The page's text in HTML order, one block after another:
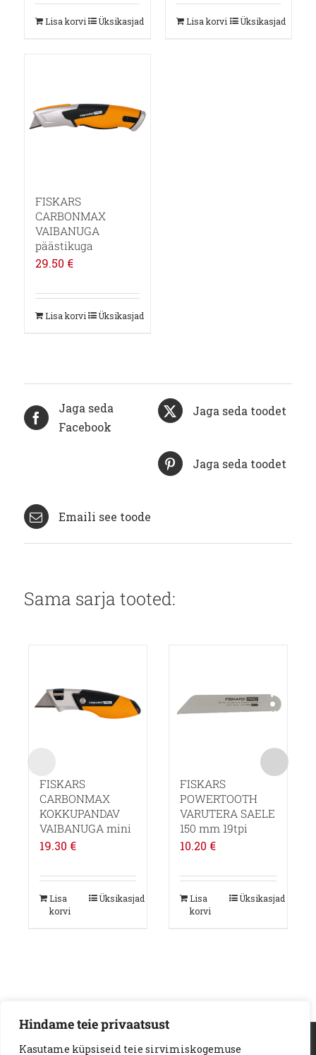
Hindame teie privaatsust
Kasutame küpsiseid teie sirvimiskogemuse
Lisa korvi Üksikasjad Lisa korvi Üksikasjad
FISKARS
CARBONMAX
VAIBANUGA
päästikuga
29.50 €
Lisa korvi Üksikasjad
Jaga seda
Facebook
Jaga seda toodet
Jaga seda toodet
Emaili see toode
Sama sarja tooted:
FISKARS
CARBONMAX
KOKKUPANDAV
VAIBANUGA mini
19.30 €
Lisa
korvi
Üksikasjad
FISKARS
POWERTOOTH
VARUTERA SAELE
150 mm 19tpi
10.20 €
Lisa
korvi
Üksikasjad
AS Loodus Invest | Viljandi mnt. 18a | 11216 Tallinn